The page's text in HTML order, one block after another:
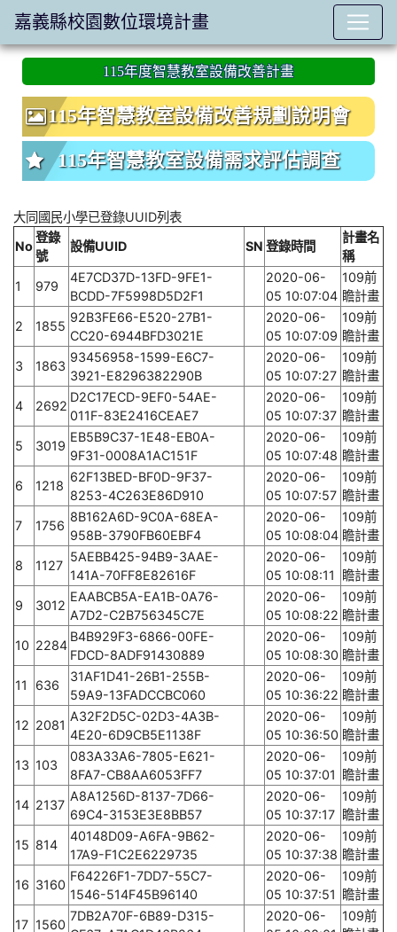
:::
115年度智慧教室設備改善計畫
115年智慧教室設備改善規劃說明會
115年智慧教室設備需求評估調查
大同國民小學已登錄UUID列表
No
登錄
號
設備UUID SN 登錄時間
計畫名
稱
1
979
4E7CD37D-13FD-9FE1-
BCDD-7F5998D5D2F1
2020-06-
05 10:07:04
109前
瞻計畫
2
1855
92B3FE66-E520-27B1-
CC20-6944BFD3021E
2020-06-
05 10:07:09
109前
瞻計畫
3
1863
93456958-1599-E6C7-
3921-E8296382290B
2020-06-
05 10:07:27
109前
瞻計畫
4
2692
D2C17ECD-9EF0-54AE-
011F-83E2416CEAE7
2020-06-
05 10:07:37
109前
瞻計畫
5
3019
EB5B9C37-1E48-EB0A-
9F31-0008A1AC151F
2020-06-
05 10:07:48
109前
瞻計畫
6
1218
62F13BED-BF0D-9F37-
8253-4C263E86D910
2020-06-
05 10:07:57
109前
瞻計畫
7
1756
8B162A6D-9C0A-68EA-
958B-3790FB60EBF4
2020-06-
05 10:08:04
109前
瞻計畫
8
1127
5AEBB425-94B9-3AAE-
141A-70FF8E82616F
2020-06-
05 10:08:11
109前
瞻計畫
9
3012
EAABCB5A-EA1B-0A76-
A7D2-C2B756345C7E
2020-06-
05 10:08:22
109前
瞻計畫
10 2284
B4B929F3-6866-00FE-
FDCD-8ADF91430889
2020-06-
05 10:08:30
109前
瞻計畫
11
636
31AF1D41-26B1-255B-
59A9-13FADCCBC060
2020-06-
05 10:36:22
109前
瞻計畫
12 2081
A32F2D5C-02D3-4A3B-
4E20-6D9CB5E1138F
2020-06-
05 10:36:50
109前
瞻計畫
13 103
083A33A6-7805-E621-
8FA7-CB8AA6053FF7
2020-06-
05 10:37:01
109前
瞻計畫
14 2137
A8A1256D-8137-7D66-
69C4-3153E3E8BB57
2020-06-
05 10:37:17
109前
瞻計畫
15 814
40148D09-A6FA-9B62-
17A9-F1C2E6229735
2020-06-
05 10:37:38
109前
瞻計畫
16 3160
F64226F1-7DD7-55C7-
1546-514F45B96140
2020-06-
05 10:37:51
109前
瞻計畫
17 1560
7DB2A70F-6B89-D315-
2020-06-
109前
嘉義縣校園數位環境計畫